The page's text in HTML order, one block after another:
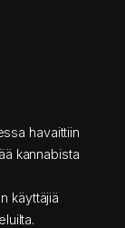
havaittiin
kannabista
käyttäjiä